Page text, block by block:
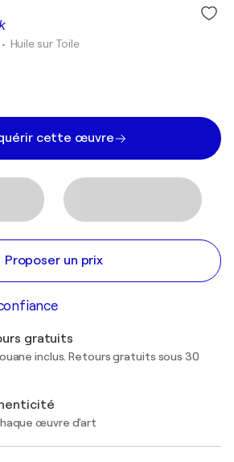
• Huile sur Toile
cette œuvre
Proposer un prix
gratuits
inclus. Retours gratuits sous 30
œuvre d'art